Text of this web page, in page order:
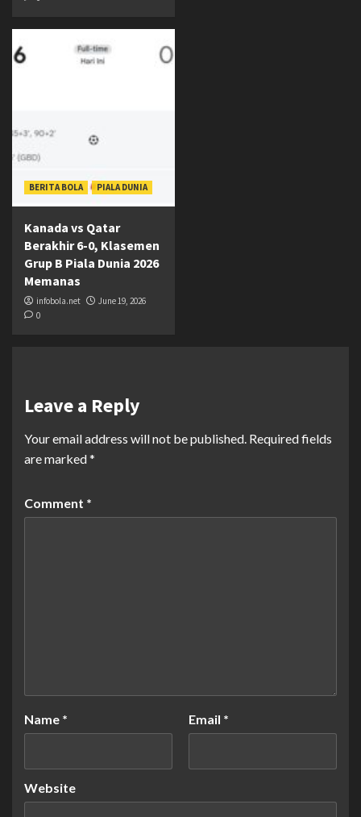
BERITA BOLA PIALA DUNIA
Kanada vs Qatar
Berakhir 6-0, Klasemen
Grup B Piala Dunia 2026
Memanas
infobola.net
June 19, 2026
0
Leave a Reply
Your email address will not be published. Required fields
are marked*
Comment *
Name * Email *
Website